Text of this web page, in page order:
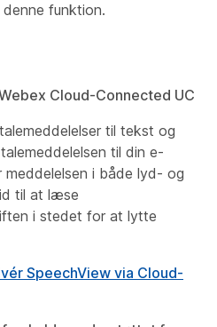
funktion.
Cloud-Connected UC
til tekst og
til din e-
meddelelsen i både lyd- og
til at læse
i stedet for at lytte
SpeechView via Cloud-